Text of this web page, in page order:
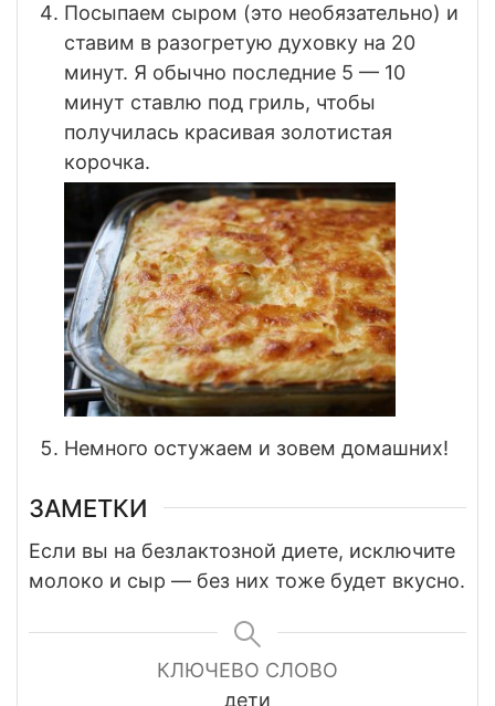
Посыпаем сыром (это необязательно) и
ставим в разогретую духовку на 20
минут. Я обычно последние 5 — 10
минут ставлю под гриль, чтобы
получилась красивая золотистая
корочка.
Немного остужаем и зовем домашних!
ЗАМЕТКИ
Если вы на безлактозной диете, исключите
молоко и сыр — без них тоже будет вкусно.
КЛЮЧЕВО СЛОВО
дети